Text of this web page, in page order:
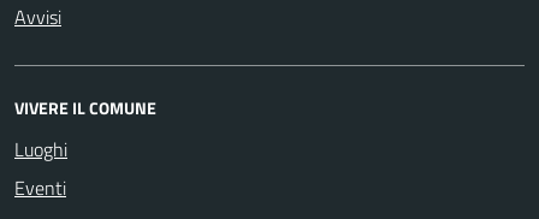
Avvisi
VIVERE IL COMUNE
Luoghi
Eventi